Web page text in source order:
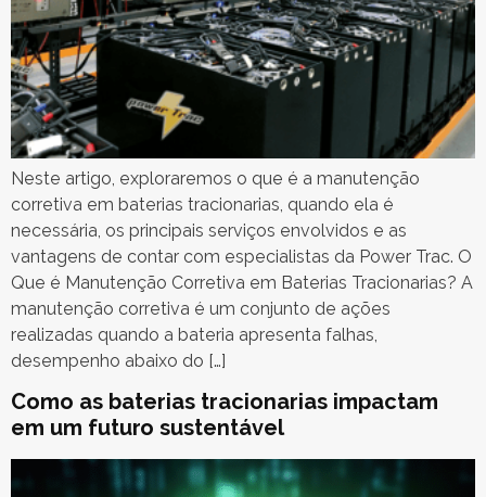
Neste artigo, exploraremos o que é a manutenção
corretiva em baterias tracionarias, quando ela é
necessária, os principais serviços envolvidos e as
vantagens de contar com especialistas da Power Trac. O
Que é Manutenção Corretiva em Baterias Tracionarias? A
manutenção corretiva é um conjunto de ações
realizadas quando a bateria apresenta falhas,
desempenho abaixo do […]
Como as baterias tracionarias impactam
em um futuro sustentável